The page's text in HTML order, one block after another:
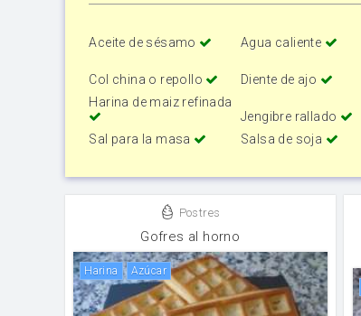
Aceite de sésamo Agua caliente
Col china o repollo Diente de ajo
Harina de maiz refinada
Jengibre rallado
Sal para la masa
Salsa de soja
Postres
Gofres al horno
harina Azúcar